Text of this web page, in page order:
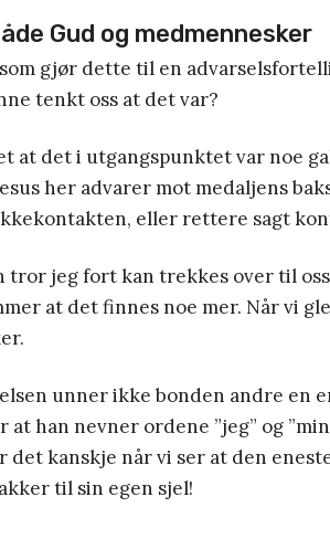
Gud og medmennesker
gjør dette til en
tenkt oss at det var?
at det i utgangspunktet var noe
her advarer mot medaljens
eller rettere sagt
tror jeg fort kan trekkes over til
at det finnes noe mer. Når vi
unner ikke bonden andre en
at han nevner ordene ”jeg” og
kanskje når vi ser at den
til sin egen sjel!